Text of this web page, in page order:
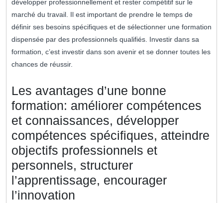
développer professionnellement et rester compétitif sur le
marché du travail. Il est important de prendre le temps de
définir ses besoins spécifiques et de sélectionner une formation
dispensée par des professionnels qualifiés. Investir dans sa
formation, c’est investir dans son avenir et se donner toutes les
chances de réussir.
Les avantages d’une bonne
formation: améliorer compétences
et connaissances, développer
compétences spécifiques, atteindre
objectifs professionnels et
personnels, structurer
l’apprentissage, encourager
l’innovation